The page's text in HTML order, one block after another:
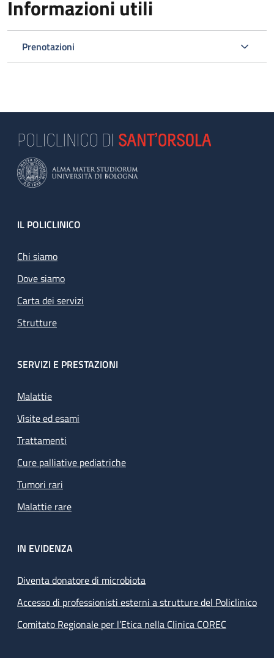
Informazioni utili
Prenotazioni
Footer
IL POLICLINICO
Chi siamo
Dove siamo
Carta dei servizi
Strutture
SERVIZI E PRESTAZIONI
Malattie
Visite ed esami
Trattamenti
Cure palliative pediatriche
Tumori rari
Malattie rare
IN EVIDENZA
Diventa donatore di microbiota
Accesso di professionisti esterni a strutture del Policlinico
Comitato Regionale per l’Etica nella Clinica COREC